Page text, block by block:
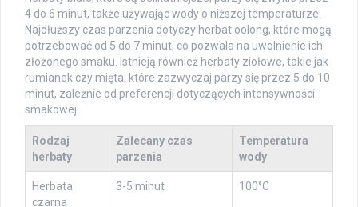
4 do 6 minut, także używając wody o niższej temperaturze.
Najdłuższy czas parzenia dotyczy herbat oolong, które mogą
potrzebować od 5 do 7 minut, co pozwala na uwolnienie ich
złożonego smaku. Istnieją również herbaty ziołowe, takie jak
rumianek czy mięta, które zazwyczaj parzy się przez 5 do 10
minut, zależnie od preferencji dotyczących intensywności
smakowej.
Rodzaj
herbaty
Zalecany czas
parzenia
Temperatura
wody
Herbata
czarna
3-5 minut 100°C